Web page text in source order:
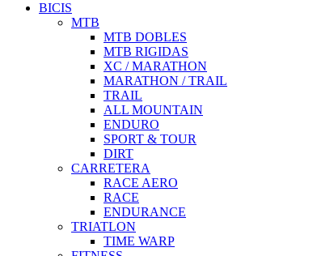
BICIS
MTB
MTB DOBLES
MTB RIGIDAS
XC / MARATHON
MARATHON / TRAIL
TRAIL
ALL MOUNTAIN
ENDURO
SPORT & TOUR
DIRT
CARRETERA
RACE AERO
RACE
ENDURANCE
TRIATLON
TIME WARP